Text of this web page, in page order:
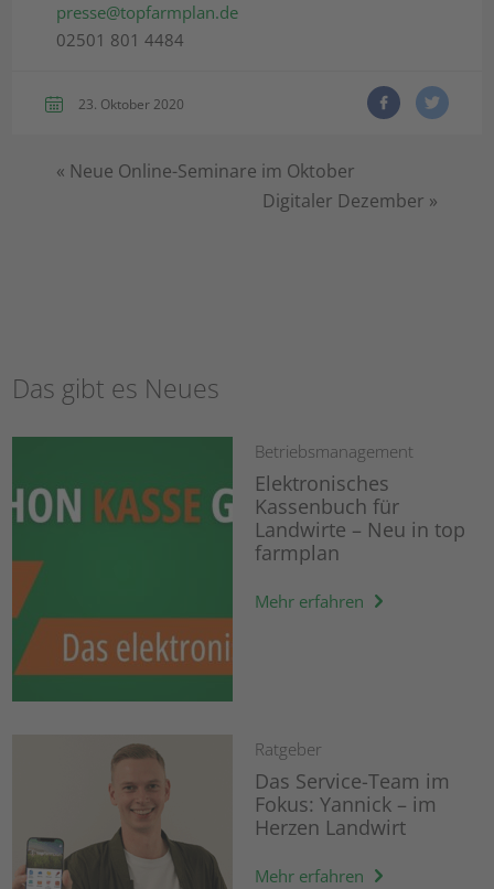
presse@topfarmplan.de
02501 801 4484
23. Oktober 2020
« Neue Online-Seminare im Oktober
Digitaler Dezember »
Das gibt es Neues
Betriebsmanagement
Elektronisches
Kassenbuch für
Landwirte – Neu in top
farmplan
Mehr erfahren
Ratgeber
Das Service-Team im
Fokus: Yannick – im
Herzen Landwirt
Mehr erfahren